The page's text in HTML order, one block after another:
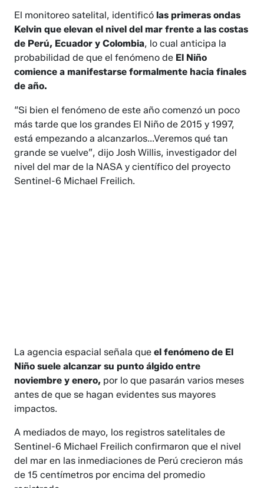
El monitoreo satelital, identificó las primeras ondas
Kelvin que elevan el nivel del mar frente a las costas
de Perú, Ecuador y Colombia, lo cual anticipa la
probabilidad de que el fenómeno de El Niño
comience a manifestarse formalmente hacia finales
de año.
“Si bien el fenómeno de este año comenzó un poco
más tarde que los grandes El Niño de 2015 y 1997,
está empezando a alcanzarlos...Veremos qué tan
grande se vuelve”, dijo Josh Willis, investigador del
nivel del mar de la NASA y científico del proyecto
Sentinel-6 Michael Freilich.
La agencia espacial señala queel fenómeno de El
Niño suele alcanzar su punto álgido entre
noviembre y enero, por lo que pasarán varios meses
antes de que se hagan evidentes sus mayores
impactos.
A mediados de mayo, los registros satelitales de
Sentinel-6 Michael Freilich confirmaron que el nivel
del mar en las inmediaciones de Perú crecieron más
de 15 centímetros por encima del promedio